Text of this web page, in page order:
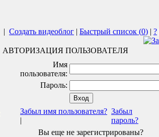
| Создать видеоблог | Быстрый список (0) | ?
АВТОРИЗАЦИЯ ПОЛЬЗОВАТЕЛЯ
Имя
пользователя:
Пароль:
Забыл имя пользователя?
|
Забыл
пароль?
Вы еще не зарегистрированы?